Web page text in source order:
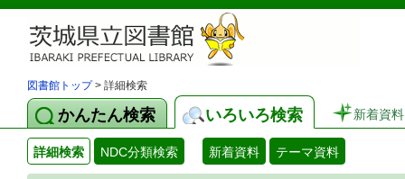
図書館トップ> 詳細検索
かんたん検索 いろいろ検索 新着資料
詳細検索 NDC分類検索 新着資料 テーマ資料